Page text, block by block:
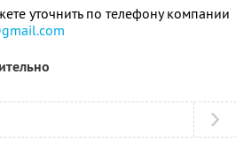
уточнить по телефону компании